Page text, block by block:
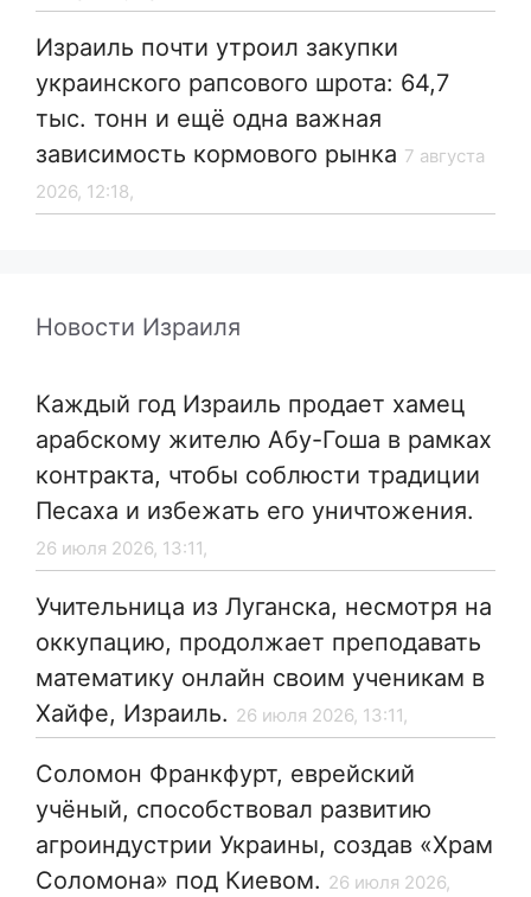
Израиль почти утроил закупки
украинского рапсового шрота: 64,7
тыс. тонн и ещё одна важная
зависимость кормового рынка 7 августа
2026, 12:18,
Новости Израиля
Каждый год Израиль продает хамец
арабскому жителю Абу-Гоша в рамках
контракта, чтобы соблюсти традиции
Песаха и избежать его уничтожения.
26 июля 2026, 13:11,
Учительница из Луганска, несмотря на
оккупацию, продолжает преподавать
математику онлайн своим ученикам в
Хайфе, Израиль. 26 июля 2026, 13:11,
Соломон Франкфурт, еврейский
учёный, способствовал развитию
агроиндустрии Украины, создав «Храм
Соломона» под Киевом. 26 июля 2026,